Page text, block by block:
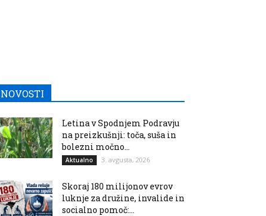
NOVOSTI
Letina v Spodnjem Podravju
na preizkušnji: toča, suša in
bolezni močno...
Aktualno 3. avgusta, 2026
Skoraj 180 milijonov evrov
luknje za družine, invalide in
socialno pomoč:...